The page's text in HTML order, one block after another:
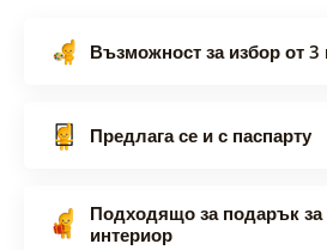
Възможност за избор от 3
Предлага се и с паспарту
Подходящо за подарък
интериор